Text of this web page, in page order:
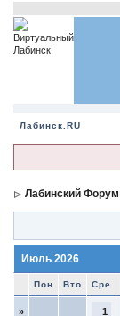
Лабинск.RU
Лабинский Форум
Июль 2026
Пон Вто Сре
» 1